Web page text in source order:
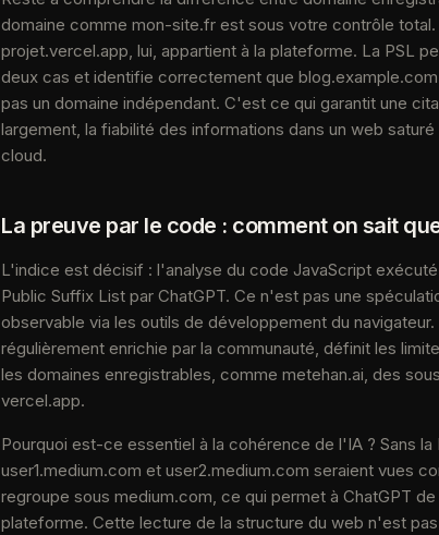
domaine comme mon-site.fr est sous votre contrôle
projet.vercel.app, lui, appartient à la plateforme. La PSL
deux cas et identifie correctement que
pas un domaine indépendant. C'est ce qui garantit une
largement, la fiabilité des informations dans un web
cloud.
La preuve par le code : comment on sait
L'indice est décisif : l'analyse du code JavaScript
Public Suffix List par ChatGPT. Ce n'est pas une
observable via les outils de développement du
régulièrement enrichie par la communauté, définit les
les domaines enregistrables, comme metehan.ai, des
vercel.app.
Pourquoi est-ce essentiel à la cohérence de l'IA ? Sans la
user1.medium.com et user2.medium.com seraient vues
regroupe sous medium.com, ce qui permet à ChatGPT
plateforme. Cette lecture de la structure du web n'est